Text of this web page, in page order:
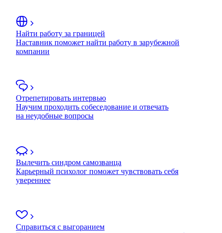
Найти работу за границей
Наставник поможет найти работу в зарубежной
компании
Отрепетировать интервью
Научим проходить собеседование и отвечать
на неудобные вопросы
Вылечить синдром самозванца
Карьерный психолог поможет чувствовать себя
увереннее
Справиться с выгоранием